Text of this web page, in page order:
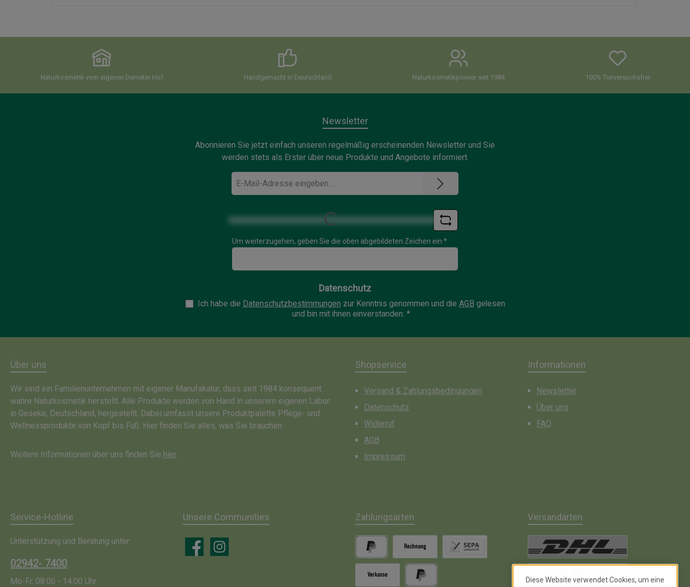
Naturkosmetik vom eigenen Demeter Hof Handgemacht in Deutschland Naturkosmetikpionier seit 1984 100% Tierversuchsfrei
Newsletter
Abonnieren Sie jetzt einfach unseren regelmäßig erscheinenden Newsletter und Sie
werden stets als Erster über neue Produkte und Angebote informiert.
Mail-
Loading...
Um weiterzugehen, geben Sie die oben abgebildeten Zeichen ein *
Datenschutz
Ich habe die Datenschutzbestimmungen zur Kenntnis genommen und die AGB gelesen
und bin mit ihnen einverstanden. *
Über uns
Wir sind ein Familienunternehmen mit eigener Manufakatur, dass seit 1984 konsequent
wahre Naturkosmetik herstellt. Alle Produkte werden von Hand in unserem eigenen Labor
in Geseke, Deutschland, hergestellt. Dabei umfasst unsere Produktpalette Pflege- und
Wellnessprodukte von Kopf bis Fuß. Hier finden Sie alles, was Sie brauchen.
Weitere Informationen über uns finden Sie hier.
Shopservice
Versand & Zahlungsbedingungen
Datenschutz
Widerruf
AGB
Impressum
Informationen
Newsletter
Über uns
FAQ
Service-Hotline
Unterstützung und Beratung unter:
02942- 7400
Mo-Fr, 08:00 - 14:00 Uhr
Unsere Communities
FacebookInstagram
Zahlungsarten
Rechnung
PayPal Lastschrift inkl. 2% Skonto
Versandarten
DHL Paket
Diese Website verwendet Cookies, um eine